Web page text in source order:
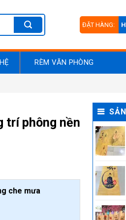
ĐẶT HÀNG:
RÈM VĂN PHÒNG
trí phông nền
che mưa